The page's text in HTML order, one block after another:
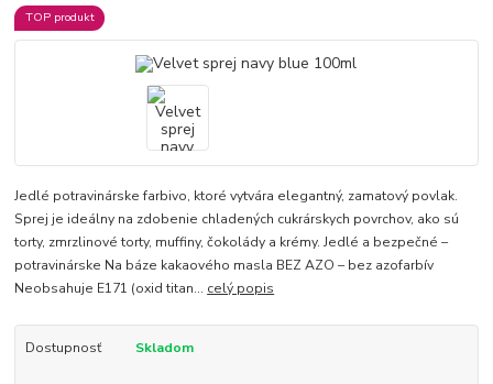
TOP produkt
Jedlé potravinárske farbivo, ktoré vytvára elegantný, zamatový povlak.
Sprej je ideálny na zdobenie chladených cukrárskych povrchov, ako sú
torty, zmrzlinové torty, muffiny, čokolády a krémy. Jedlé a bezpečné –
potravinárske Na báze kakaového masla BEZ AZO – bez azofarbív
Neobsahuje E171 (oxid titan... celý popis
Dostupnosť Skladom